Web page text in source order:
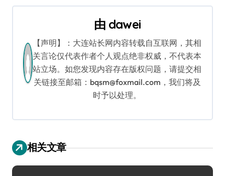
由 dawei
【声明】：大连站长网内容转载自互联网，其相
关言论仅代表作者个人观点绝非权威，不代表本
站立场。如您发现内容存在版权问题，请提交相
关链接至邮箱：bqsm@foxmail.com，我们将及
时予以处理。
相关文章